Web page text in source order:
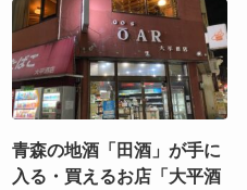
青森の地酒「田酒」が手に
入る・買えるお店「大平酒